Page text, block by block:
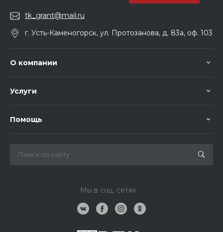
tk_grant@mail.ru
г. Усть-Каменогорск, ул. Протозанова, д. 83а, оф. 103
О компании
Услуги
Помощь
Мы в соц. сетях